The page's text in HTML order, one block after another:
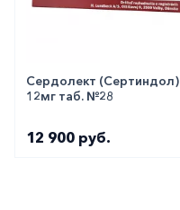
Сердолект (Сертиндол)
12мг таб. №28
12 900 руб.